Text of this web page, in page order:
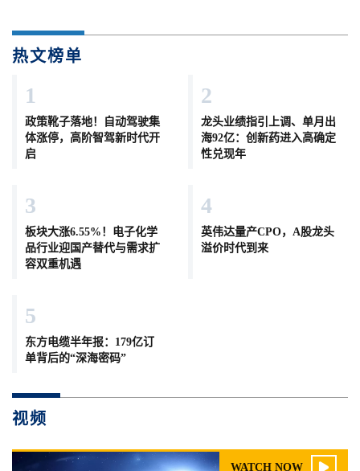
热文榜单
1
政策靴子落地！自动驾驶集
体涨停，高阶智驾新时代开
启
2
龙头业绩指引上调、单月出
海92亿：创新药进入高确定
性兑现年
3
板块大涨6.55%！电子化学
品行业迎国产替代与需求扩
容双重机遇
4
英伟达量产CPO，A股龙头
溢价时代到来
5
东方电缆半年报：179亿订
单背后的“深海密码”
视频
WATCH NOW 